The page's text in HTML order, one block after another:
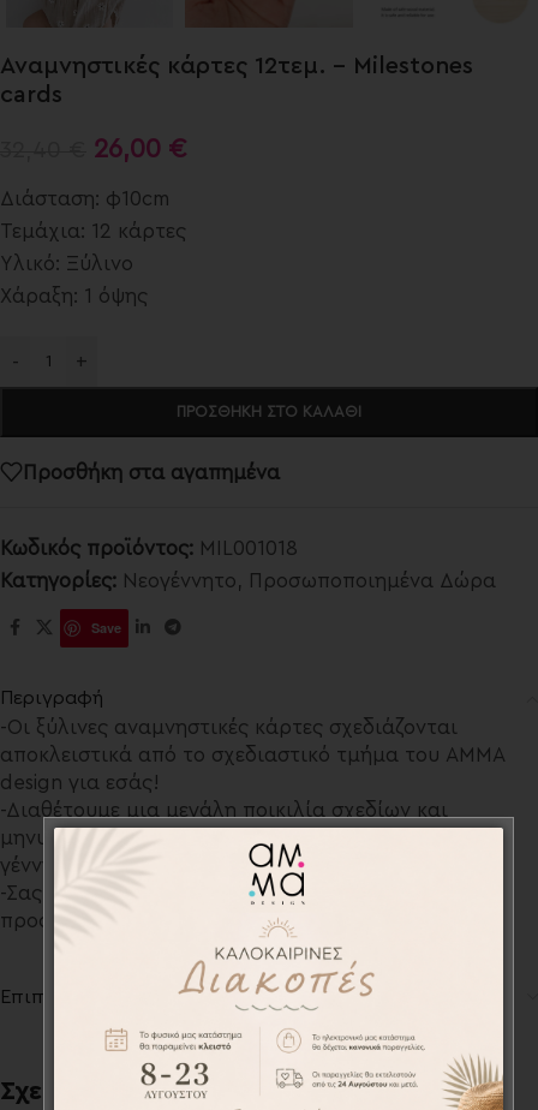
Αναμνηστικές κάρτες 12τεμ. – Milestones
cards
26,00 €
Διάσταση: φ10cm
Τεμάχια: 12 κάρτες
Υλικό: Ξύλινο
Χάραξη: 1 όψης
- +
ΠΡΟΣΘΉΚΗ ΣΤΟ ΚΑΛΆΘΙ
Προσθήκη στα αγαπημένα
Κωδικός προϊόντος: MIL001018
Κατηγορίες: Νεογέννητο, Προσωποποιημένα Δώρα
Save
Περιγραφή
-Οι ξύλινες αναμνηστικές κάρτες σχεδιάζονται
αποκλειστικά από το σχεδιαστικό τμήμα του AMMA
design για εσάς!
-Διαθέτουμε μια μεγάλη ποικιλία σχεδίων και
μηνυμάτων, που κυμαίνονται από την ημέρα της
γέννησης έως το πρώτο τους έτος!
-Σας παρέχουμε την δυνατότητα να γίνουν και
προσωποποιημένα κατόπιν συνεννόησης.
Επιπλέον πληροφορίες
Σχετικά προϊόντα